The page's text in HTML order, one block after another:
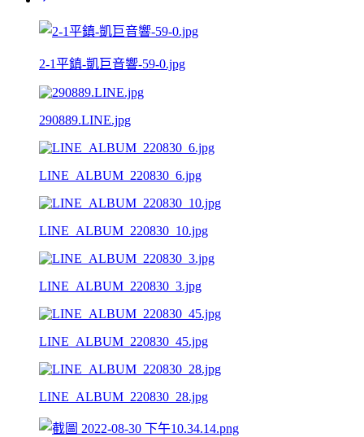
2-1平鎮-凱巨音響-59-0.jpg
290889.LINE.jpg
LINE_ALBUM_220830_6.jpg
LINE_ALBUM_220830_10.jpg
LINE_ALBUM_220830_3.jpg
LINE_ALBUM_220830_45.jpg
LINE_ALBUM_220830_28.jpg